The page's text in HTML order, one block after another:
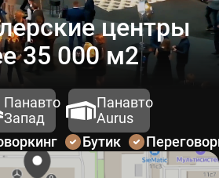
центры
35 000 м2
Панавто
Запад
Панавто
Aurus
Бутик